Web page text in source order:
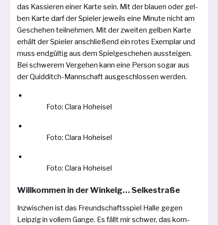
das Kassieren einer Karte sein. Mit der blau­en oder gel­
ben Karte darf der Spieler jeweils eine Minute nicht am
Geschehen teil­neh­men. Mit der zwei­ten gel­ben Karte
erhält der Spieler anschlie­ßend ein rotes Exemplar und
muss end­gül­tig aus dem Spielgeschehen aus­stei­gen.
Bei schwe­rem Vergehen kann eine Person sogar aus
der Quidditch-Mannschaft aus­ge­schlos­sen werden.
Foto: Clara Hoheisel
Foto: Clara Hoheisel
Foto: Clara Hoheisel
Willkommen in der Winkelg… Selkestraße
Inzwischen ist das Freundschaftsspiel Halle gegen
Leipzig in vol­lem Gange. Es fällt mir schwer, das kom­